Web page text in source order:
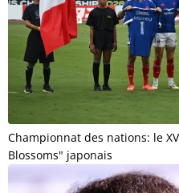
Championnat des nations: le
Blossoms" japonais